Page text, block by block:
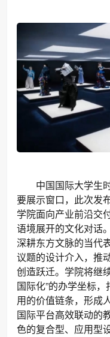
中国国际大学生
要展示窗口，此次发
学院面向产业前沿交
语境展开的文化对话
深耕东方文脉的当代
议题的设计介入，推
创造跃迁。学院将继
国际化”的办学坐标
用的价值链条，形成
国际平台高效联动的
色的复合型、应用型